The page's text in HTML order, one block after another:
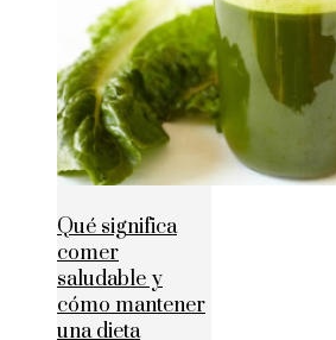
Qué significa
comer
saludable y
cómo mantener
una dieta